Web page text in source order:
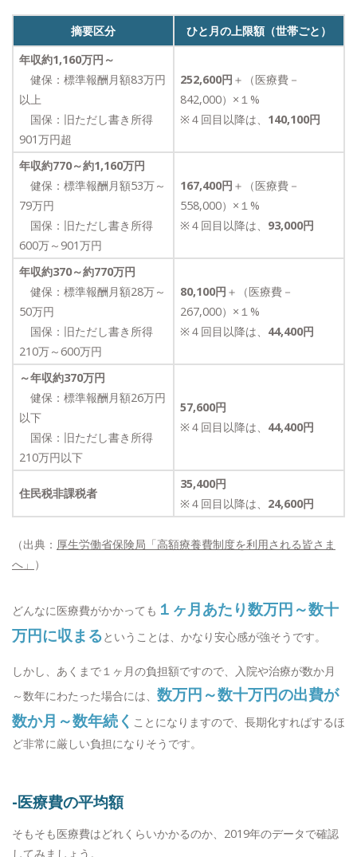
摘要区分
ひと月の上限額（世帯ごと）
年収約1,160万円～
健保：標準報酬月額83万円
以上
国保：旧ただし書き所得
901万円超
252,600円 ＋（医療費－
842,000）×１%
※４回目以降は、 140,100円
年収約770～約1,160万円
健保：標準報酬月額53万～
79万円
国保：旧ただし書き所得
600万～901万円
167,400円 ＋（医療費－
558,000）×１%
※４回目以降は、 93,000円
年収約370～約770万円
健保：標準報酬月額28万～
50万円
国保：旧ただし書き所得
210万～600万円
80,100円 ＋（医療費－
267,000）×１%
※４回目以降は、 44,400円
～年収約370万円
健保：標準報酬月額26万円
以下
国保：旧ただし書き所得
210万円以下
57,600円
※４回目以降は、 44,400円
住民税非課税者
35,400円
※４回目以降は、 24,600円
（出典： 厚生労働省保険局「高額療養費制度を利用される皆さま
へ」 ）
どんなに医療費がかかっても １ヶ月あたり数万円～数十
万円に収まるということは、かなり安心感が強そうです。
しかし、あくまで１ヶ月の負担額ですので、入院や治療が数か月
～数年にわたった場合には、 数万円～数十万円の出費が
数か月～数年続く ことになりますので、長期化すればするほ
ど非常に厳しい負担になりそうです。
-医療費の平均額
そもそも医療費はどれくらいかかるのか、2019年のデータで確認
してみましょう。